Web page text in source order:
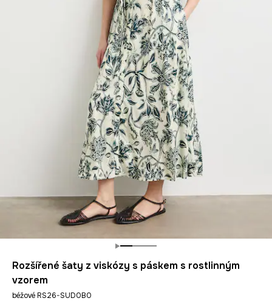
Rozšířené šaty z viskózy s páskem s rostlinným
vzorem
béžové RS26-SUD0B0